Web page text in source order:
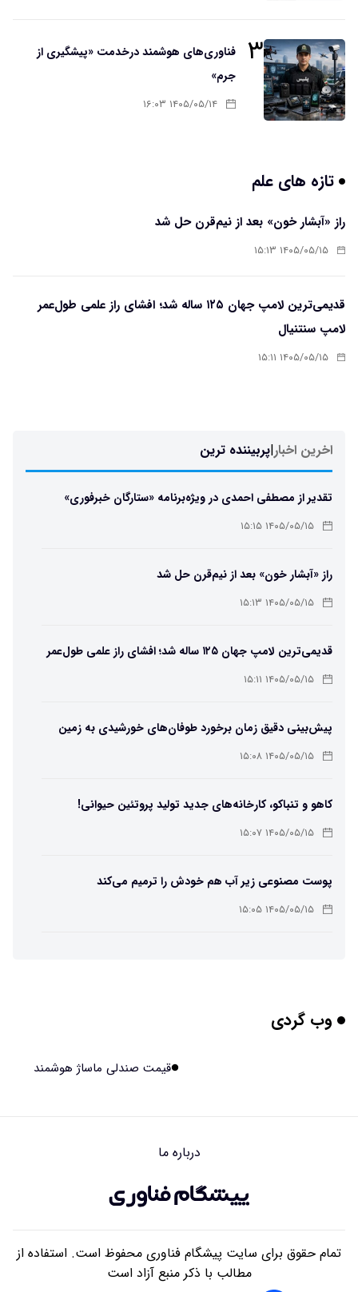
۳
فناوری‌های هوشمند درخدمت «پیشگیری از
جرم»
۱۴۰۵/۰۵/۱۴ ۱۶:۰۳
تازه های علم
راز «آبشار خون» بعد از نیم‌قرن حل شد
۱۴۰۵/۰۵/۱۵ ۱۵:۱۳
قدیمی‌ترین لامپ جهان ۱۲۵ ساله شد؛ افشای راز علمی طول‌عمر
لامپ سنتنیال
۱۴۰۵/۰۵/۱۵ ۱۵:۱۱
اخرین اخبار|پربیننده ترین
تقدیر از مصطفی احمدی در ویژه‌برنامه «ستارگان خبرفوری»
۱۴۰۵/۰۵/۱۵ ۱۵:۱۵
راز «آبشار خون» بعد از نیم‌قرن حل شد
۱۴۰۵/۰۵/۱۵ ۱۵:۱۳
قدیمی‌ترین لامپ جهان ۱۲۵ ساله شد؛ افشای راز علمی طول‌عمر
لامپ سنتنیال
۱۴۰۵/۰۵/۱۵ ۱۵:۱۱
پیش‌بینی دقیق زمان برخورد طوفان‌های خورشیدی به زمین
ممکن شد
۱۴۰۵/۰۵/۱۵ ۱۵:۰۸
کاهو و تنباکو، کارخانه‌های جدید تولید پروتئین حیوانی!
۱۴۰۵/۰۵/۱۵ ۱۵:۰۷
پوست مصنوعی زیر آب هم خودش را ترمیم می‌کند
۱۴۰۵/۰۵/۱۵ ۱۵:۰۵
برنج فضایی چین به مرحله برداشت رسید
ایرانی‌ها چقدر از هوش مصنوعی استفاده می‌کنند؟
وب گردی
قیمت صندلی ماساژ هوشمند
درباره ما
تمام حقوق برای سایت پیشگام فناوری محفوظ است. استفاده از
مطالب با ذکر منبع آزاد است